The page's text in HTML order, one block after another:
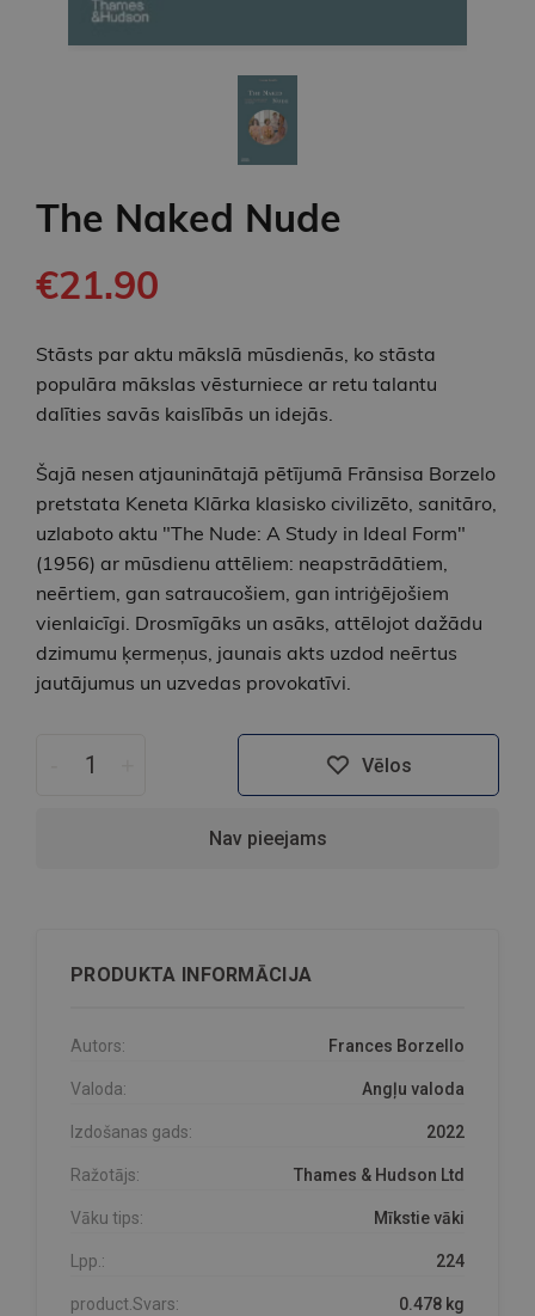
The Naked Nude
€21.90
Stāsts par aktu mākslā mūsdienās, ko stāsta
populāra mākslas vēsturniece ar retu talantu
dalīties savās kaislībās un idejās.
Šajā nesen atjauninātajā pētījumā Frānsisa Borzelo
pretstata Keneta Klārka klasisko civilizēto, sanitāro,
uzlaboto aktu "The Nude: A Study in Ideal Form"
(1956) ar mūsdienu attēliem: neapstrādātiem,
neērtiem, gan satraucošiem, gan intriģējošiem
vienlaicīgi. Drosmīgāks un asāks, attēlojot dažādu
dzimumu ķermeņus, jaunais akts uzdod neērtus
jautājumus un uzvedas provokatīvi.
Vēlos
Nav pieejams
PRODUKTA INFORMĀCIJA
Autors: Frances Borzello
Valoda: Angļu valoda
Izdošanas gads: 2022
Ražotājs: Thames & Hudson Ltd
Vāku tips: Mīkstie vāki
Lpp.: 224
product.Svars: 0.478 kg